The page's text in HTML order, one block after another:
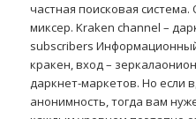
частная поисковая
миксер. Kraken channel –
subscribers
кракен, вход –
даркнет-маркетов. Но если
анонимность, тогда вам